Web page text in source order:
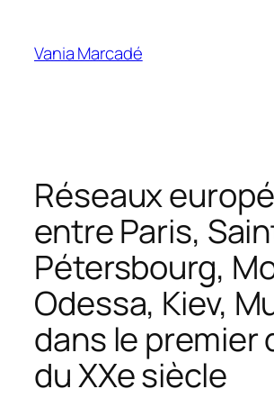
contenu
Vania Marcadé
Réseaux
entre Paris,
Pétersbourg,
Odessa, Kiev,
dans le premier
du XXe siècle